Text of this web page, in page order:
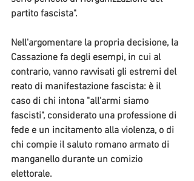
partito fascista".
Nell'argomentare la propria decisione, la
Cassazione fa degli esempi, in cui al
contrario, vanno ravvisati gli estremi del
reato di manifestazione fascista: è il
caso di chi intona "all'armi siamo
fascisti", considerato una professione di
fede e un incitamento alla violenza, o di
chi compie il saluto romano armato di
manganello durante un comizio
elettorale.